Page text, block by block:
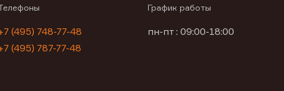
(495) 748-77-48
(495) 787-77-48
График работы
пн-пт : 09:00-18:00